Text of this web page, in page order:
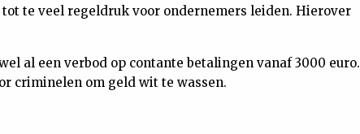
te veel regeldruk voor ondernemers leiden. Hierover
al een verbod op contante betalingen vanaf 3000 euro.
criminelen om geld wit te wassen.